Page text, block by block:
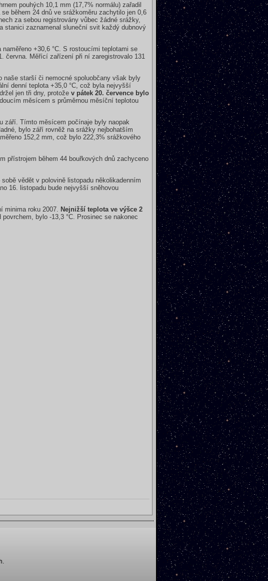
pouhých 10,1 mm (17,7% normálu) zařadil
během 24 dnů ve srážkoměru zachytilo jen 0,6
za sebou registrovány vůbec žádné srážky,
stanici zaznamenal sluneční svit každý dubnový
+30,6 °C. S rostoucími teplotami se
června. Měřící zařízení při ní zaregistrovalo 131
naše starší či nemocné spoluobčany však byly
denní teplota +35,0 °C, což byla nejvyšší
jen tři dny, protože v pátek 20. července bylo
měsícem s průměrnou měsíční teplotou
září. Tímto měsícem počínaje byly naopak
bylo září rovněž na srážky nejbohatším
152,2 mm, což bylo 222,3% srážkového
přístrojem během 44 bouřkových dnů zachyceno
vědět v polovině listopadu několikadenním
16. listopadu bude nejvyšší sněhovou
minima roku 2007. Nejnižší teplota ve výšce 2
bylo -13,3 °C. Prosinec se nakonec